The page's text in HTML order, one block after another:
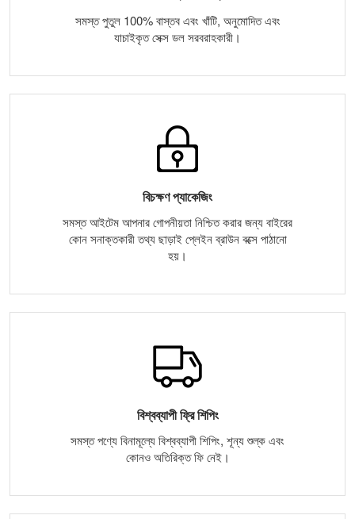
সমস্ত পুতুল 100% বাস্তব এবং খাঁটি, অনুমোদিত এবং
যাচাইকৃত সেক্স ডল সরবরাহকারী।
বিচক্ষণ প্যাকেজিং
সমস্ত আইটেম আপনার গোপনীয়তা নিশ্চিত করার জন্য বাইরের
কোন সনাক্তকারী তথ্য ছাড়াই প্লেইন ব্রাউন বক্সে পাঠানো
হয়।
বিশ্বব্যাপী ফ্রি শিপিং
সমস্ত পণ্যে বিনামূল্যে বিশ্বব্যাপী শিপিং, শূন্য শুল্ক এবং
কোনও অতিরিক্ত ফি নেই।